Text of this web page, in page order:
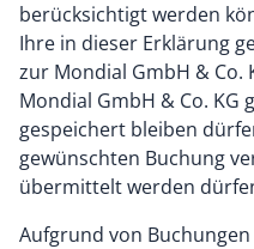
berücksichtigt werden
Ihre in dieser Erklärung
zur Mondial GmbH & Co.
Mondial GmbH & Co.
gespeichert bleiben
gewünschten Buchung
übermittelt werden
Aufgrund von